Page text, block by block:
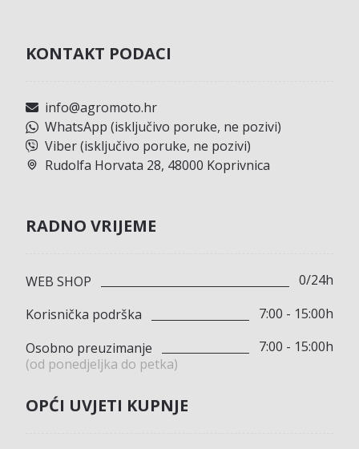
KONTAKT PODACI
info@agromoto.hr
WhatsApp (isključivo poruke, ne pozivi)
Viber (isključivo poruke, ne pozivi)
Rudolfa Horvata 28, 48000 Koprivnica
RADNO VRIJEME
WEB SHOP
0/24h
Korisnička podrška
7:00 - 15:00h
Osobno preuzimanje
(od ponedjeljka do petka)
7:00 - 15:00h
OPĆI UVJETI KUPNJE